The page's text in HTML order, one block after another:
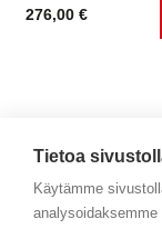
276,00 €
Tietoa
Käytämme